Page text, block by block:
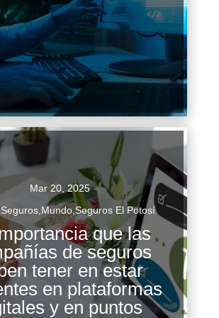
Continuar Leyendo
Mar 20, 2025
,Mundo,Seguros El Potosí
que las
de seguros
tener en estar
en plataformas
y en puntos
que las compañías de seguros
en estar presentes en plataformas